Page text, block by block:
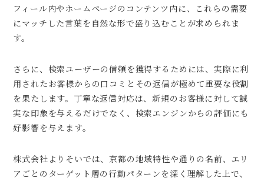
フィール内やホームページのコンテンツ内に、これらの需要
にマッチした言葉を自然な形で盛り込むことが求められま
す。
さらに、検索ユーザーの信頼を獲得するためには、実際に利
用されたお客様からの口コミとその返信が極めて重要な役割
を果たします。丁寧な返信対応は、新規のお客様に対して誠
実な印象を与えるだけでなく、検索エンジンからの評価にも
好影響を与えます。
株式会社よりそいでは、京都の地域特性や通りの名前、エリ
アごとのターゲット層の行動パターンを深く理解した上で、